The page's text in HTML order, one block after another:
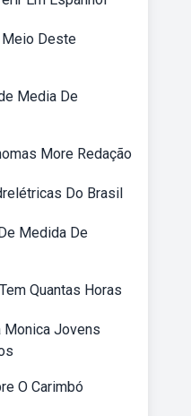
Deste
Media De
More Redação
Do Brasil
Medida De
Quantas Horas
Monica Jovens
O Carimbó